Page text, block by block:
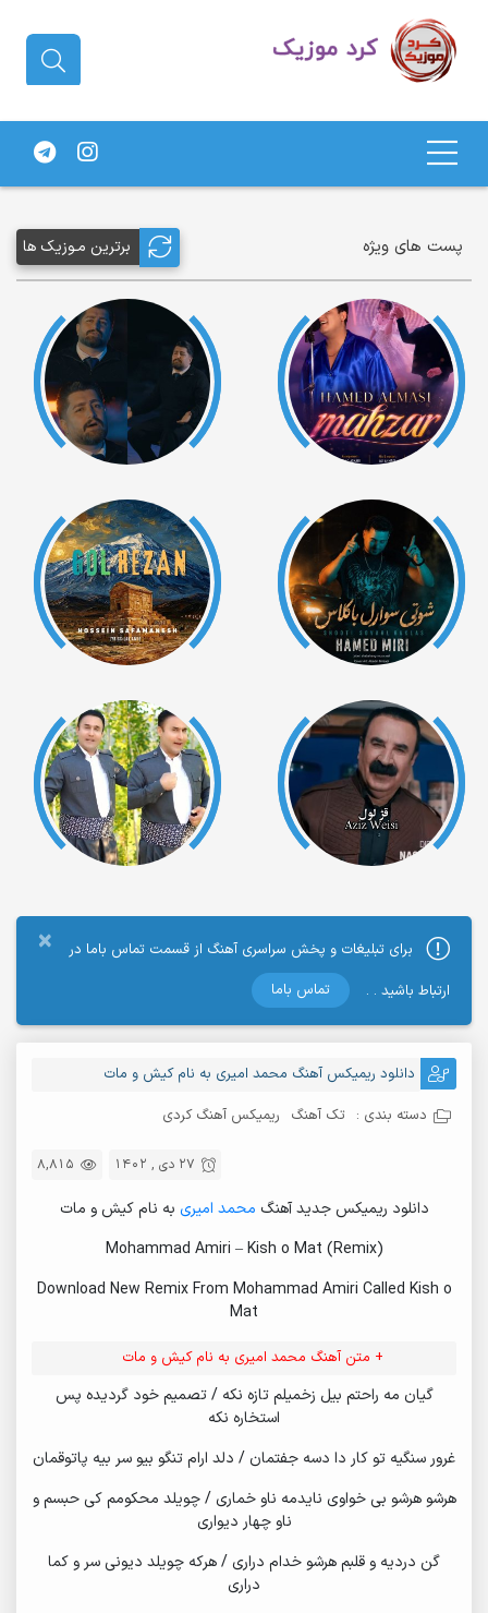
پست های ویژه برترین مـوزیک ها
×
برای تبلیغات و پخش سراسری آهنگ از قسمت تماس باما در
ارتباط باشید . .
تماس باما
دانلود ریمیکس آهنگ محمد امیری به نام کیش و مات
دسته بندی : تک آهنگ ریمیکس آهنگ کردی
8,815 27 دی , 1402
دانلود ریمیکس جدید آهنگ محمد امیری به نام کیش و مات
Mohammad Amiri – Kish o Mat (Remix)
Download New Remix From Mohammad Amiri Called Kish o
Mat
+ متن آهنگ محمد امیری به نام کیش و مات
گیان مه راحتم بیل زخمیلم تازه نکه / تصمیم خود گردیده پس
استخاره نکه
غرور سنگیه تو کار دا دسه جفتمان / دلد ارام تنگو بیو سر بیه پاتوقمان
هرشو هرشو بی خواوی نایدمه ناو خماری / چویلد محکومم کی حبسم و
ناو چهار دیواری
گن دردیه و قلبم هرشو خدام دراری / هرکه چویلد دیونی سر و کما
دراری